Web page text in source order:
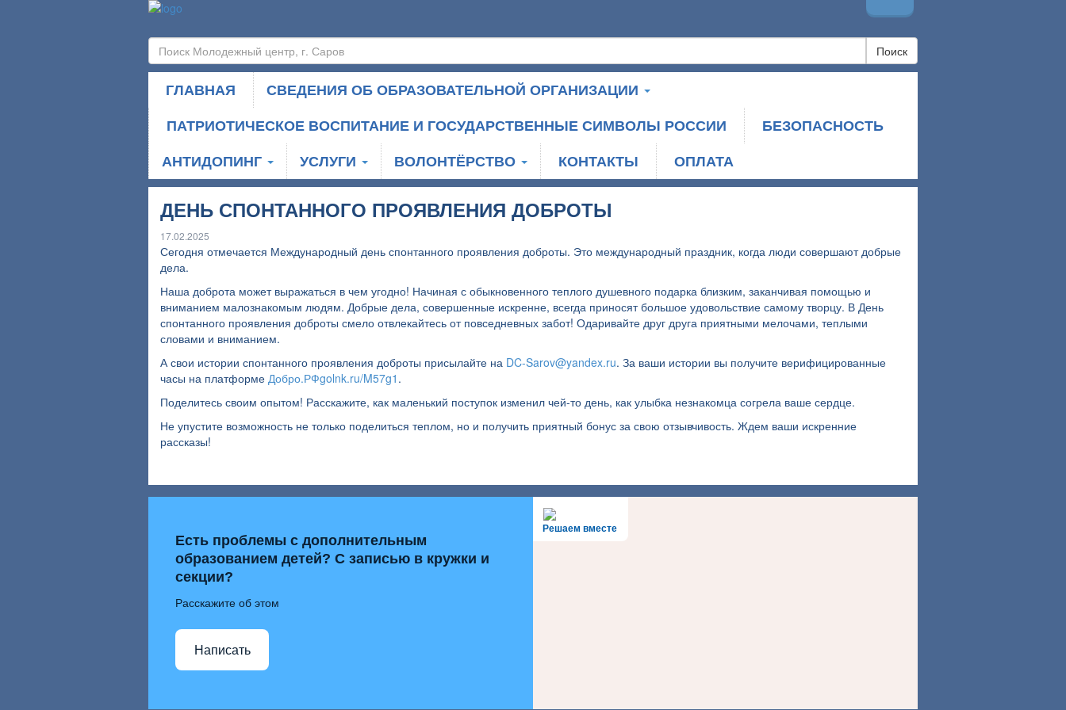
Поиск
ГЛАВНАЯ
СВЕДЕНИЯ ОБ ОБРАЗОВАТЕЛЬНОЙ ОРГАНИЗАЦИИ
ПАТРИОТИЧЕСКОЕ ВОСПИТАНИЕ И ГОСУДАРСТВЕННЫЕ СИМВОЛЫ РОССИИ
БЕЗОПАСНОСТЬ
АНТИДОПИНГ
УСЛУГИ ВОЛОНТЁРСТВО КОНТАКТЫ ОПЛАТА
ДЕНЬ СПОНТАННОГО ПРОЯВЛЕНИЯ ДОБРОТЫ
17.02.2025
Сегодня отмечается Международный день спонтанного проявления доброты. Это международный праздник, когда люди совершают добрые
дела.
Наша доброта может выражаться в чем угодно! Начиная с обыкновенного теплого душевного подарка близким, заканчивая помощью и
вниманием малознакомым людям. Добрые дела, совершенные искренне, всегда приносят большое удовольствие самому творцу. В День
спонтанного проявления доброты смело отвлекайтесь от повседневных забот! Одаривайте друг друга приятными мелочами, теплыми
словами и вниманием.
А свои истории спонтанного проявления доброты присылайте на DC-Sarov@yandex.ru. За ваши истории вы получите верифицированные
часы на платформе Добро.РФgolnk.ru/M57g1 .
Поделитесь своим опытом! Расскажите, как маленький поступок изменил чей-то день, как улыбка незнакомца согрела ваше сердце.
Не упустите возможность не только поделиться теплом, но и получить приятный бонус за свою отзывчивость. Ждем ваши искренние
рассказы!
Решаем вместе
Есть проблемы с дополнительным
образованием детей? С записью в кружки и
секции?
Расскажите об этом
Написать